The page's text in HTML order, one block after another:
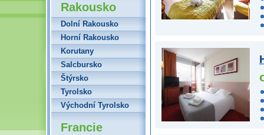
Rakousko
Dolní Rakousko
Horní Rakousko
Korutany
Salcbursko
Štýrsko
Tyrolsko
Východní Tyrolsko
Francie